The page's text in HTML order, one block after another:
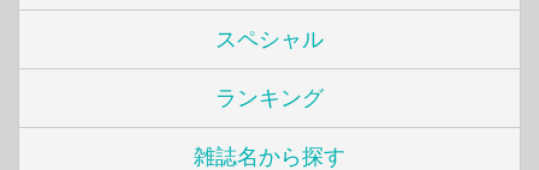
スペシャル
ランキング
雑誌名から探す